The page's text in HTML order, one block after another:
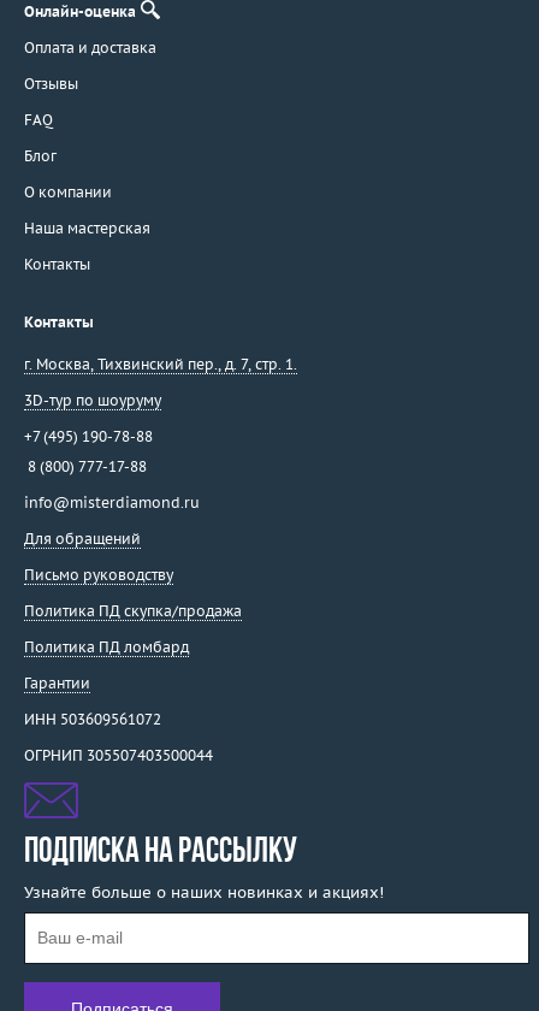
Онлайн-оценка
Оплата и доставка
Отзывы
FAQ
Блог
О компании
Наша мастерская
Контакты
Контакты
г. Москва Тихвинский пер., д. 7, стр. 1.
3D-тур по шоуруму
+7 (495) 190-78-88
8 (800) 777-17-88
info@misterdiamond.ru
Для обращений
Письмо руководству
Политика ПД скупка/продажа
Политика ПД ломбард
Гарантии
ИНН 503609561072
ОГРНИП 305507403500044
ПОДПИСКА НА РАССЫЛКУ
Узнайте больше о наших новинках и акциях!